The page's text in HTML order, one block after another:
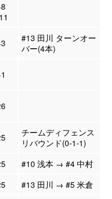
#13 田川 ターンオー
バー(4本)
チームディフェンス
リバウンド(0-1-1)
#10 浅本 → #4 中村
#13 田川 → #5 米倉